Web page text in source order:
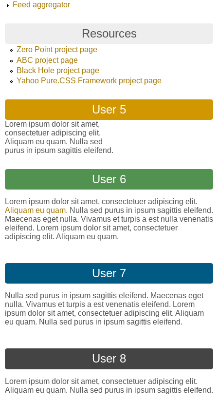
Feed aggregator
Resources
Zero Point project page
ABC project page
Black Hole project page
Yahoo Pure.CSS Framework project page
User 5
Lorem ipsum dolor sit amet,
consectetuer adipiscing elit.
Aliquam eu quam. Nulla sed
purus in ipsum sagittis eleifend.
User 6
Lorem ipsum dolor sit amet, consectetuer adipiscing elit.
Aliquam eu quam. Nulla sed purus in ipsum sagittis eleifend.
Maecenas eget nulla. Vivamus et turpis a est nulla venenatis
eleifend. Lorem ipsum dolor sit amet, consectetuer
adipiscing elit. Aliquam eu quam.
User 7
Nulla sed purus in ipsum sagittis eleifend. Maecenas eget
nulla. Vivamus et turpis a est venenatis eleifend. Lorem
ipsum dolor sit amet, consectetuer adipiscing elit. Aliquam
eu quam. Nulla sed purus in ipsum sagittis eleifend.
User 8
Lorem ipsum dolor sit amet, consectetuer adipiscing elit.
Aliquam eu quam. Nulla sed purus in ipsum sagittis eleifend.